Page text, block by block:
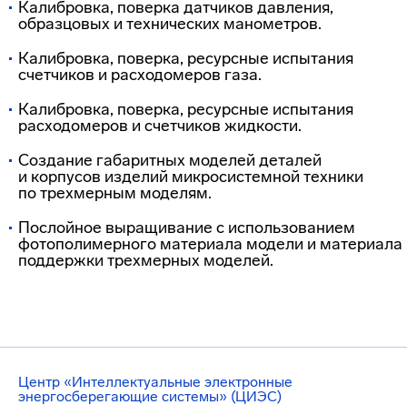
Центр «Интеллектуальные электронные
энергосберегающие системы» (ЦИЭС)
Калибровка, поверка датчиков давления,
образцовых и технических манометров.
Калибровка, поверка, ресурсные испытания
счетчиков и расходомеров газа.
Калибровка, поверка, ресурсные испытания
расходомеров и счетчиков жидкости.
Создание габаритных моделей деталей
и корпусов изделий микросистемной техники
по трехмерным моделям.
Послойное выращивание с использованием
фотополимерного материала модели и материала
поддержки трехмерных моделей.